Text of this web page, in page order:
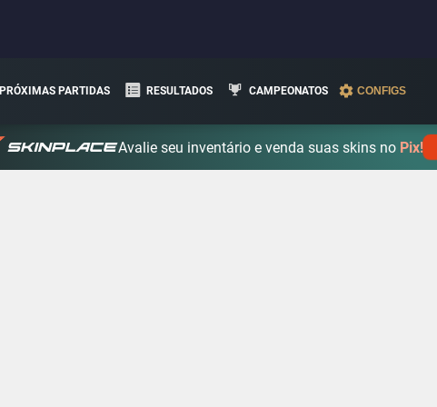
PRÓXIMAS PARTIDAS RESULTADOS CAMPEONATOS CONFIGS
Avalie seu inventário e venda suas skins no Pix!